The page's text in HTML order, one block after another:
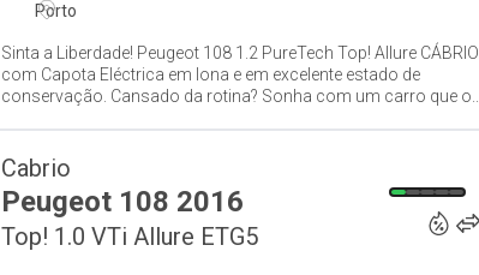
Porto
Sinta a Liberdade! Peugeot 108 1.2 PureTech Top! Allure CÁBRIO
com Capota Eléctrica em lona e em excelente estado de
conservação. Cansado da rotina? Sonha com um carro que o...
Cabrio
Peugeot 108 2016
Top! 1.0 VTi Allure ETG5